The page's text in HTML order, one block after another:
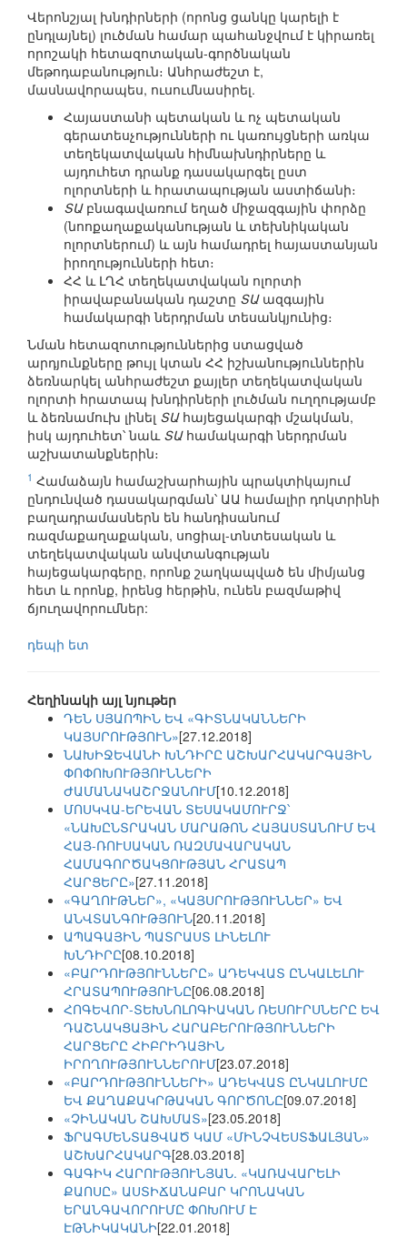
Վերոնշյալ խնդիրների (որոնց ցանկը կարելի է
ընդլայնել) լուծման համար պահանջվում է կիրառել
որոշակի հետազոտական-գործնական
մեթոդաբանություն։ Անհրաժեշտ է,
մասնավորապես, ուսումնասիրել.
Հայաստանի պետական և ոչ պետական
գերատեսչությունների ու կառույցների առկա
տեղեկատվական հիմնախնդիրները և
այդուհետ դրանք դասակարգել ըստ
ոլորտների և հրատապության աստիճանի։
ՏԱբնագավառում եղած միջազգային փորձը
(նոոքաղաքականության և տեխնիկական
ոլորտներում) և այն համադրել հայաստանյան
իրողությունների հետ։
ՀՀ և ԼՂՀ տեղեկատվական ոլորտի
իրավաբանական դաշտը ՏԱազգային
համակարգի ներդրման տեսանկյունից։
Նման հետազոտություններից ստացված
արդյունքները թույլ կտան ՀՀ իշխանություններին
ձեռնարկել անհրաժեշտ քայլեր տեղեկատվական
ոլորտի հրատապ խնդիրների լուծման ուղղությամբ
և ձեռնամուխ լինել ՏԱհայեցակարգի մշակման,
իսկ այդուհետ՝ նաև ՏԱհամակարգի ներդրման
աշխատանքներին։
1 Համաձայն համաշխարհային պրակտիկայում
ընդունված դասակարգման՝ ԱԱ համալիր դոկտրինի
բաղադրամասներն են հանդիսանում
ռազմաքաղաքական, սոցիալ-տնտեսական և
տեղեկատվական անվտանգության
հայեցակարգերը, որոնք շաղկապված են միմյանց
հետ և որոնք, իրենց հերթին, ունեն բազմաթիվ
ճյուղավորումներ:
դեպի ետ
Հեղինակի այլ նյութեր
ԴԵՆ ՍՅԱՈՊԻՆ ԵՎ «ԳԻՏՆԱԿԱՆՆԵՐԻ
ԿԱՅՍՐՈՒԹՅՈՒՆ»[27.12.2018]
ՆԱԽԻՋԵՎԱՆԻ ԽՆԴԻՐԸ ԱՇԽԱՐՀԱԿԱՐԳԱՅԻՆ
ՓՈՓՈԽՈՒԹՅՈՒՆՆԵՐԻ
ԺԱՄԱՆԱԿԱՇՐՋԱՆՈՒՄ[10.12.2018]
ՄՈՍԿՎԱ-ԵՐԵՎԱՆ ՏԵՍԱԿԱՄՈՒՐՋ՝
«ՆԱԽԸՆՏՐԱԿԱՆ ՄԱՐԱԹՈՆ ՀԱՅԱՍՏԱՆՈՒՄ ԵՎ
ՀԱՅ-ՌՈՒՍԱԿԱՆ ՌԱԶՄԱՎԱՐԱԿԱՆ
ՀԱՄԱԳՈՐԾԱԿՑՈՒԹՅԱՆ ՀՐԱՏԱՊ
ՀԱՐՑԵՐԸ»[27.11.2018]
«ԳԱՂՈՒԹՆԵՐ», «ԿԱՅՍՐՈՒԹՅՈՒՆՆԵՐ» ԵՎ
ԱՆՎՏԱՆԳՈՒԹՅՈՒՆ[20.11.2018]
ԱՊԱԳԱՅԻՆ ՊԱՏՐԱՍՏ ԼԻՆԵԼՈՒ
ԽՆԴԻՐԸ[08.10.2018]
«ԲԱՐԴՈՒԹՅՈՒՆՆԵՐԸ» ԱԴԵԿՎԱՏ ԸՆԿԱԼԵԼՈՒ
ՀՐԱՏԱՊՈՒԹՅՈՒՆԸ[06.08.2018]
ՀՈԳԵՎՈՐ-ՏԵԽՆՈԼՈԳԻԱԿԱՆ ՌԵՍՈՒՐՍՆԵՐԸ ԵՎ
ԴԱՇՆԱԿՑԱՅԻՆ ՀԱՐԱԲԵՐՈՒԹՅՈՒՆՆԵՐԻ
ՀԱՐՑԵՐԸ ՀԻԲՐԻԴԱՅԻՆ
ԻՐՈՂՈՒԹՅՈՒՆՆԵՐՈՒՄ[23.07.2018]
«ԲԱՐԴՈՒԹՅՈՒՆՆԵՐԻ» ԱԴԵԿՎԱՏ ԸՆԿԱԼՈՒՄԸ
ԵՎ ՔԱՂԱՔԱԿՐԹԱԿԱՆ ԳՈՐԾՈՆԸ[09.07.2018]
«ՉԻՆԱԿԱՆ ՇԱԽՄԱՏ»[23.05.2018]
ՖՐԱԳՄԵՆՏԱՑՎԱԾ ԿԱՄ «ՄԻՆՉՎԵՍՏՖԱԼՅԱՆ»
ԱՇԽԱՐՀԱԿԱՐԳ[28.03.2018]
ԳԱԳԻԿ ՀԱՐՈՒԹՅՈՒՆՅԱՆ. «ԿԱՌԱՎԱՐԵԼԻ
ՔԱՈՍԸ» ԱՍՏԻՃԱՆԱԲԱՐ ԿՐՈՆԱԿԱՆ
ԵՐԱՆԳԱՎՈՐՈՒՄԸ ՓՈԽՈՒՄ Է
ԷԹՆԻԿԱԿԱՆԻ[22.01.2018]